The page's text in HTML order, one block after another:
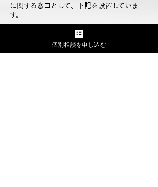
に関する窓口として、下記を設置していま
す。
法人名：MOONSHOT WORKS 株式会社
個別相談を申し込む